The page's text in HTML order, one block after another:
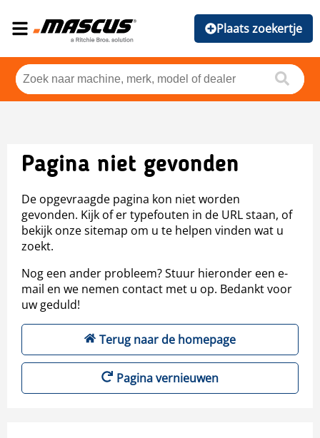
Plaats zoekertje
Pagina niet gevonden
De opgevraagde pagina kon niet worden
gevonden. Kijk of er typefouten in de URL staan, of
bekijk onze sitemap om u te helpen vinden wat u
zoekt.
Nog een ander probleem? Stuur hieronder een e-
mail en we nemen contact met u op. Bedankt voor
uw geduld!
Terug naar de homepage
Pagina vernieuwen